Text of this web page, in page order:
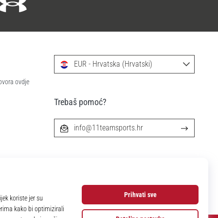
ovdje
EUR - Hrvatska (Hrvatski)
Trebaš pomoć?
info@11teamsports.hr